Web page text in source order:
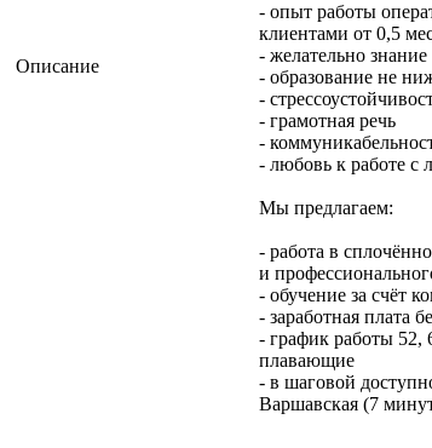
Описание
- опыт работы
клиентами от 0,5
- желательно
- образование не
-
- грамотная речь
-
- любовь к работе с
Мы предлагаем:
- работа в
и
- обучение за счёт
- заработная плата
- график работы 52,
плавающие
- в шаговой
Варшавская (7